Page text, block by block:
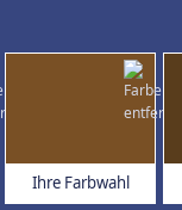
Ihre Farbwahl